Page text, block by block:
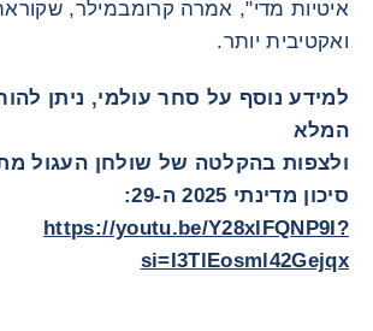
איטיות מדי", אמרה קרומבמילר,
ואקטיבית יותר.
למידע נוסף על סחר עולמי, ניתן
המלא
ולצפות בהקלטה של שולחן העגול
סיכון מדינתי 2025 ה-29:
https://youtu.be/Y28xlFQNP9I?
si=I3TlEosml42Gejqx